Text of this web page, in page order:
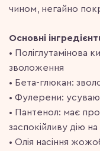
чином, негайно
Основні
• Поліглутамінова
зволоження
• Бета-глюкан:
• Фулерени:
• Пантенол: має
заспокійливу дію
• Олія насіння